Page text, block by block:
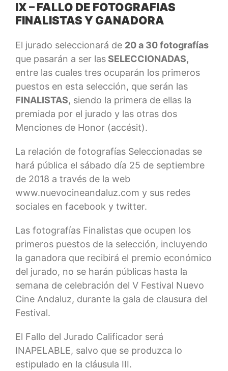
IX – FALLO DE FOTOGRAFIAS
FINALISTAS Y GANADORA
El jurado seleccionará de 20 a 30 fotografías
que pasarán a ser las SELECCIONADAS,
entre las cuales tres ocuparán los primeros
puestos en esta selección, que serán las
FINALISTAS, siendo la primera de ellas la
premiada por el jurado y las otras dos
Menciones de Honor (accésit).
La relación de fotografías Seleccionadas se
hará pública el sábado día 25 de septiembre
de 2018 a través de la web
www.nuevocineandaluz.com y sus redes
sociales en facebook y twitter.
Las fotografías Finalistas que ocupen los
primeros puestos de la selección, incluyendo
la ganadora que recibirá el premio económico
del jurado, no se harán públicas hasta la
semana de celebración del V Festival Nuevo
Cine Andaluz, durante la gala de clausura del
Festival.
El Fallo del Jurado Calificador será
INAPELABLE, salvo que se produzca lo
estipulado en la cláusula III.